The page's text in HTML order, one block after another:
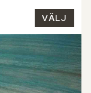
VÄLJ